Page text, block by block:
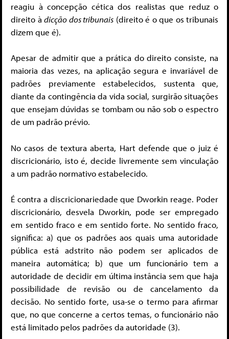
reagiu à concepção cética dos realistas que reduz o
direito à dicção dos tribunais (direito é o que os tribunais
dizem que é).
Apesar de admitir que a prática do direito consiste, na
maioria das vezes, na aplicação segura e invariável de
padrões previamente estabelecidos, sustenta que,
diante da contingência da vida social, surgirão situações
que ensejam dúvidas se tombam ou não sob o espectro
de um padrão prévio.
No casos de textura aberta, Hart defende que o juiz é
discricionário, isto é, decide livremente sem vinculação
a um padrão normativo estabelecido.
É contra a discricionariedade que Dworkin reage. Poder
discricionário, desvela Dworkin, pode ser empregado
em sentido fraco e em sentido forte. No sentido fraco,
significa: a) que os padrões aos quais uma autoridade
pública está adstrito não podem ser aplicados de
maneira automática; b) que um funcionário tem a
autoridade de decidir em última instância sem que haja
possibilidade de revisão ou de cancelamento da
decisão. No sentido forte, usa-se o termo para afirmar
que, no que concerne a certos temas, o funcionário não
está limitado pelos padrões da autoridade (3).